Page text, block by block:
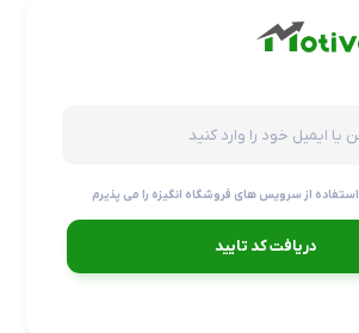
استفاده از سرویس های فروشگاه انگیزه را می پذیرم
دریافت کد تایید